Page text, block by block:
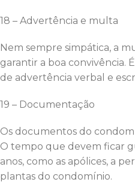
18 – Advertência e multa
Nem sempre simpática, a
garantir a boa convivência.
de advertência verbal e
19 – Documentação
Os documentos do
O tempo que devem ficar
anos, como as apólices, a
plantas do condomínio.